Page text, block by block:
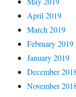
April 2019
March 2019
February 2019
January 2019
December
November